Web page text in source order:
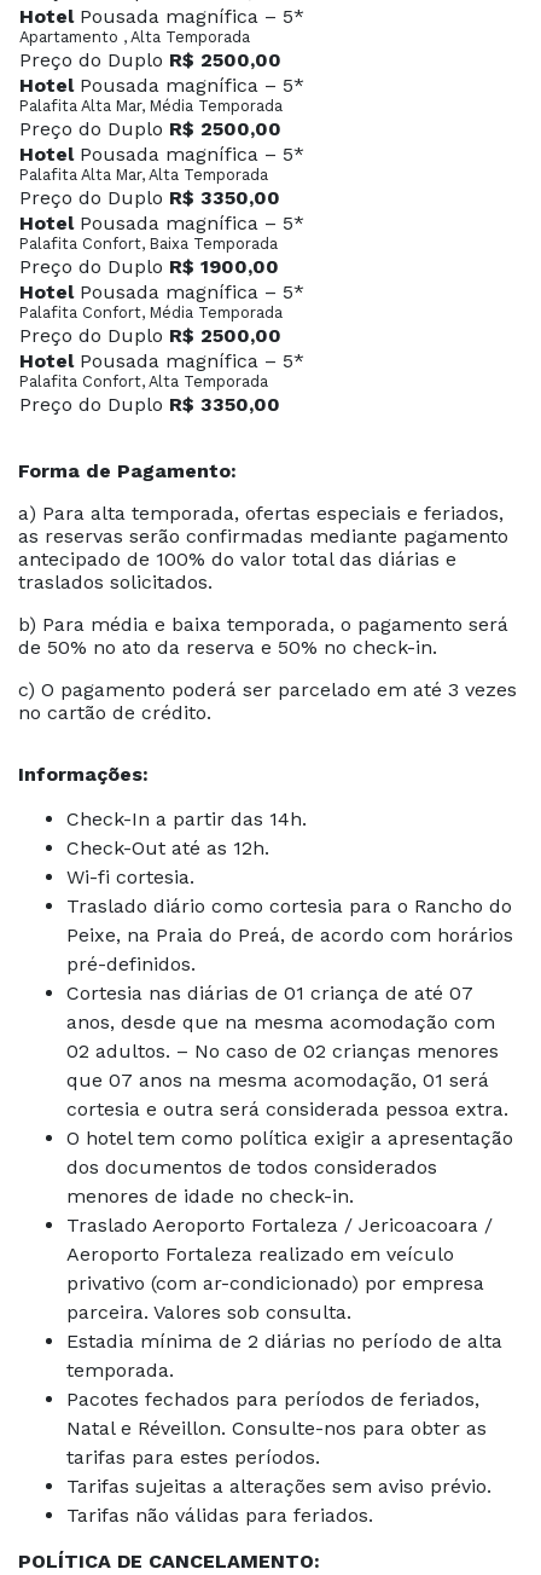
Hotel Pousada magnífica – 5*
Apartamento , Alta Temporada
Preço do Duplo R$ 2500,00
Hotel Pousada magnífica – 5*
Palafita Alta Mar, Média Temporada
Preço do Duplo R$ 2500,00
Hotel Pousada magnífica – 5*
Palafita Alta Mar, Alta Temporada
Preço do Duplo R$ 3350,00
Hotel Pousada magnífica – 5*
Palafita Confort, Baixa Temporada
Preço do Duplo R$ 1900,00
Hotel Pousada magnífica – 5*
Palafita Confort, Média Temporada
Preço do Duplo R$ 2500,00
Hotel Pousada magnífica – 5*
Palafita Confort, Alta Temporada
Preço do Duplo R$ 3350,00
Forma de Pagamento:
a) Para alta temporada, ofertas especiais e feriados,
as reservas serão confirmadas mediante pagamento
antecipado de 100% do valor total das diárias e
traslados solicitados.
b) Para média e baixa temporada, o pagamento será
de 50% no ato da reserva e 50% no check-in.
c) O pagamento poderá ser parcelado em até 3 vezes
no cartão de crédito.
Informações:
Check-In a partir das 14h.
Check-Out até as 12h.
Wi-fi cortesia.
Traslado diário como cortesia para o Rancho do
Peixe, na Praia do Preá, de acordo com horários
pré-definidos.
Cortesia nas diárias de 01 criança de até 07
anos, desde que na mesma acomodação com
02 adultos. – No caso de 02 crianças menores
que 07 anos na mesma acomodação, 01 será
cortesia e outra será considerada pessoa extra.
O hotel tem como política exigir a apresentação
dos documentos de todos considerados
menores de idade no check-in.
Traslado Aeroporto Fortaleza / Jericoacoara /
Aeroporto Fortaleza realizado em veículo
privativo (com ar-condicionado) por empresa
parceira. Valores sob consulta.
Estadia mínima de 2 diárias no período de alta
temporada.
Pacotes fechados para períodos de feriados,
Natal e Réveillon. Consulte-nos para obter as
tarifas para estes períodos.
Tarifas sujeitas a alterações sem aviso prévio.
Tarifas não válidas para feriados.
POLÍTICA DE CANCELAMENTO: